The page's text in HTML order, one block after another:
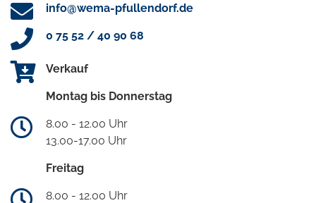
info@wema-pfullendorf.de
0 75 52 / 40 90 68
Verkauf
Montag bis Donnerstag
8.00 - 12.00 Uhr
13.00-17.00 Uhr
Freitag
8.00 - 12.00 Uhr